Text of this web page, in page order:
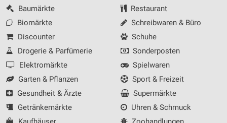
Baumärkte
Biomärkte
Discounter
Drogerie & Parfümerie
Elektromärkte
Garten & Pflanzen
Gesundheit & Ärzte
Getränkemärkte
Restaurant
Schreibwaren & Büro
Schuhe
Sonderposten
Spielwaren
Sport & Freizeit
Supermärkte
Uhren & Schmuck